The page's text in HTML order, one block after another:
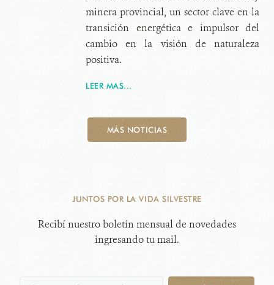
minera provincial, un sector clave en la
transición energética e impulsor del
cambio en la visión de naturaleza
positiva.
LEER MAS...
MÁS NOTICIAS
JUNTOS POR LA VIDA SILVESTRE
Recibí nuestro boletín mensual de novedades
ingresando tu mail.